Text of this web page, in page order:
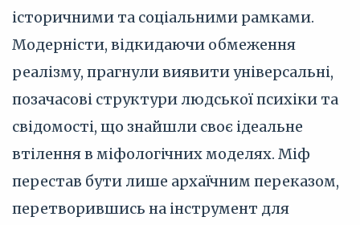
історичними та соціальними рамками.
Модерністи, відкидаючи обмеження
реалізму, прагнули виявити універсальні,
позачасові структури людської психіки та
свідомості, що знайшли своє ідеальне
втілення в міфологічних моделях. Міф
перестав бути лише архаїчним переказом,
перетворившись на інструмент для